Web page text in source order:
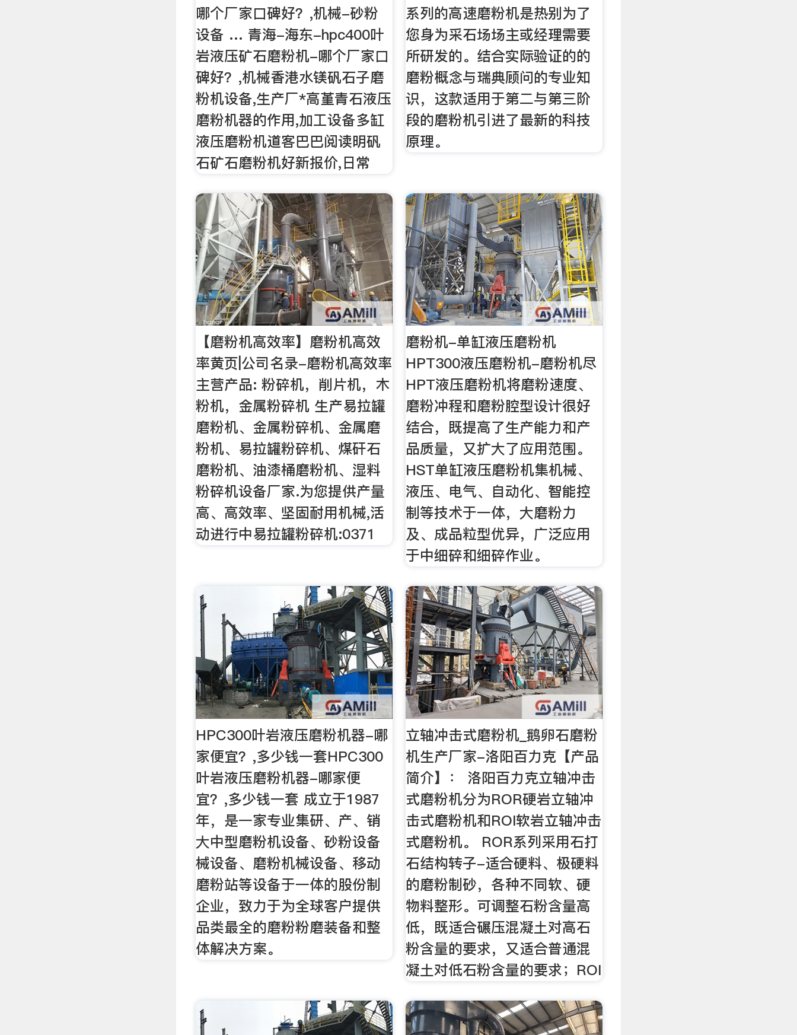
哪个厂家口碑好？,机械-砂粉
设备 … 青海-海东-hpc400叶
岩液压矿石磨粉机-哪个厂家口
碑好？,机械香港水镁矾石子磨
粉机设备,生产厂*高堇青石液压
磨粉机器的作用,加工设备多缸
液压磨粉机道客巴巴阅读明矾
石矿石磨粉机好新报价,日常
系列的高速磨粉机是热别为了
您身为采石场场主或经理需要
所研发的。结合实际验证的的
磨粉概念与瑞典顾问的专业知
识，这款适用于第二与第三阶
段的磨粉机引进了最新的科技
原理。
【磨粉机高效率】磨粉机高效
率黄页|公司名录-磨粉机高效率
主营产品: 粉碎机，削片机，木
粉机，金属粉碎机 生产易拉罐
磨粉机、金属粉碎机、金属磨
粉机、易拉罐粉碎机、煤矸石
磨粉机、油漆桶磨粉机、湿料
粉碎机设备厂家.为您提供产量
高、高效率、坚固耐用机械,活
动进行中易拉罐粉碎机:0371
磨粉机-单缸液压磨粉机
HPT300液压磨粉机-磨粉机尽
HPT液压磨粉机将磨粉速度、
磨粉冲程和磨粉腔型设计很好
结合，既提高了生产能力和产
品质量，又扩大了应用范围。
HST单缸液压磨粉机集机械、
液压、电气、自动化、智能控
制等技术于一体，大磨粉力
及、成品粒型优异，广泛应用
于中细碎和细碎作业。
HPC300叶岩液压磨粉机器-哪
家便宜？,多少钱一套HPC300
叶岩液压磨粉机器-哪家便
宜？,多少钱一套 成立于1987
年，是一家专业集研、产、销
大中型磨粉机设备、砂粉设备
械设备、磨粉机械设备、移动
磨粉站等设备于一体的股份制
企业，致力于为全球客户提供
品类最全的磨粉粉磨装备和整
体解决方案。
立轴冲击式磨粉机_鹅卵石磨粉
机生产厂家-洛阳百力克【产品
简介】： 洛阳百力克立轴冲击
式磨粉机分为ROR硬岩立轴冲
击式磨粉机和ROI软岩立轴冲击
式磨粉机。 ROR系列采用石打
石结构转子-适合硬料、极硬料
的磨粉制砂，各种不同软、硬
物料整形。可调整石粉含量高
低，既适合碾压混凝土对高石
粉含量的要求，又适合普通混
凝土对低石粉含量的要求；ROI